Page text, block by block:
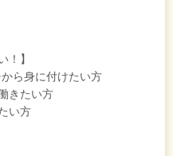
！】
ら身に付けたい方
きたい方
い方